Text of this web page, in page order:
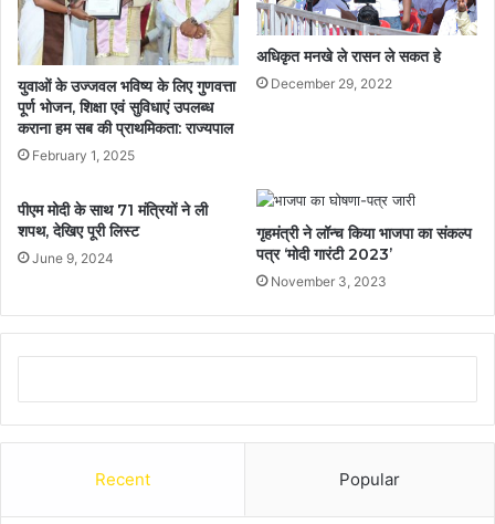
युवाओं के उज्जवल भविष्य के लिए गुणवत्ता
पूर्ण भोजन, शिक्षा एवं सुविधाएं उपलब्ध
कराना हम सब की प्राथमिकता: राज्यपाल
February 1, 2025
अधिकृत मनखे ले रासन ले सकत हे
December 29, 2022
पीएम मोदी के साथ 71 मंत्रियों ने ली
शपथ, देखिए पूरी लिस्ट
June 9, 2024
गृहमंत्री ने लॉन्च किया भाजपा का संकल्प
पत्र ‘मोदी गारंटी 2023’
November 3, 2023
Recent Popular